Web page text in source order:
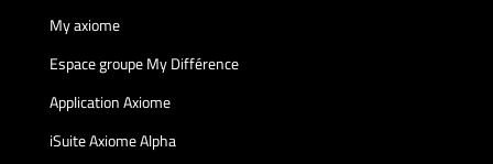
My axiome
Espace groupe My Différence
Application Axiome
iSuite Axiome Alpha